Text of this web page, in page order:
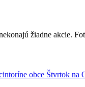
žiadne akcie.
obce Štvrtok na